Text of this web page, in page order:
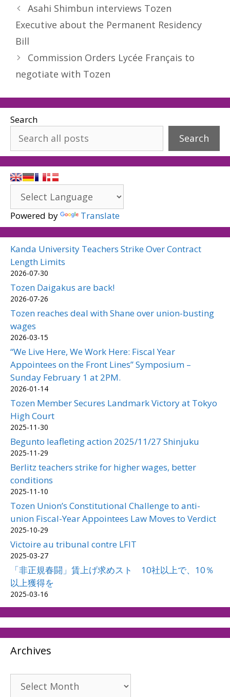
Asahi Shimbun interviews Tozen
Executive about the Permanent Residency
Bill
Commission Orders Lycée Français to
negotiate with Tozen
Search
Search
Powered by Translate
Kanda University Teachers Strike Over Contract
Length Limits
2026-07-30
Tozen Daigakus are back!
2026-07-26
Tozen reaches deal with Shane over union-busting
wages
2026-03-15
“We Live Here, We Work Here: Fiscal Year
Appointees on the Front Lines” Symposium –
Sunday February 1 at 2PM.
2026-01-14
Tozen Member Secures Landmark Victory at Tokyo
High Court
2025-11-30
Begunto leafleting action 2025/11/27 Shinjuku
2025-11-29
Berlitz teachers strike for higher wages, better
conditions
2025-11-10
Tozen Union’s Constitutional Challenge to anti-
union Fiscal-Year Appointees Law Moves to Verdict
2025-10-29
Victoire au tribunal contre LFIT
2025-03-27
「非正規春闘」賃上げ求めスト 10社以上で、10％
以上獲得を
2025-03-16
Archives
Archives